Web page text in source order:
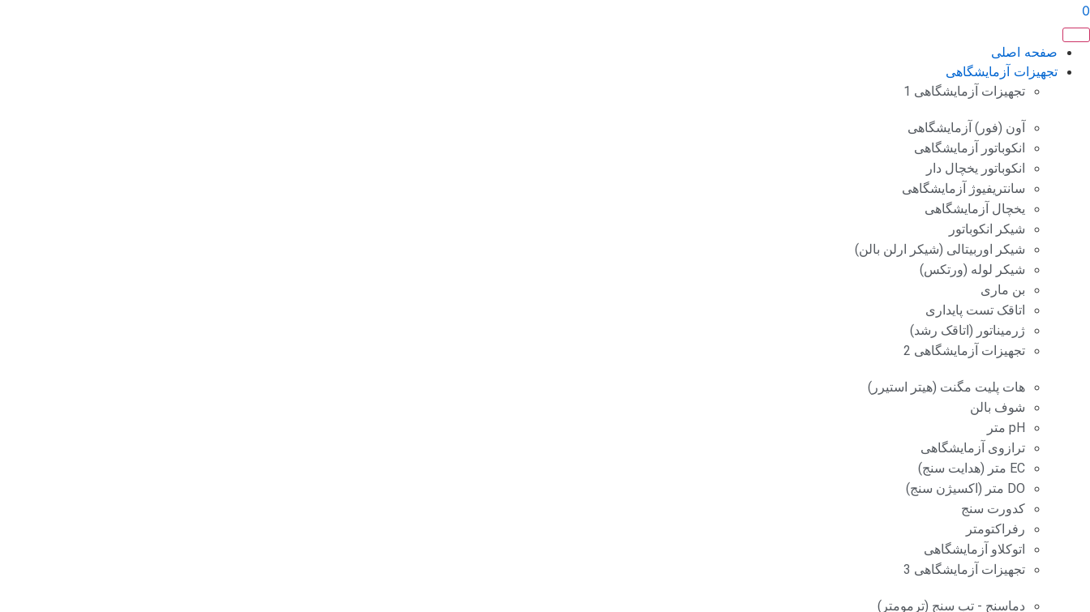
0
صفحه اصلی
تجهیزات آزمایشگاهی
تجهیزات آزمایشگاهی 1
آون (فور) آزمایشگاهی
انکوباتور آزمایشگاهی
انکوباتور یخچال دار
سانتریفیوژ آزمایشگاهی
یخچال آزمایشگاهی
شیکر انکوباتور
شیکر اوربیتالی (شیکر ارلن بالن)
شیکر لوله (ورتکس)
بن ماری
اتاقک تست پایداری
ژرمیناتور (اتاقک رشد)
تجهیزات آزمایشگاهی 2
هات پلیت مگنت (هیتر استیرر)
شوف بالن
pH متر
ترازوی آزمایشگاهی
EC متر (هدایت سنج)
DO متر (اکسیژن سنج)
کدورت سنج
رفراکتومتر
اتوکلاو آزمایشگاهی
تجهیزات آزمایشگاهی 3
دماسنج - تب سنج (ترمومتر)